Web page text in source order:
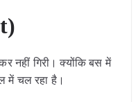
नहीं गिरी। क्योंकि बस में
में चल रहा है।